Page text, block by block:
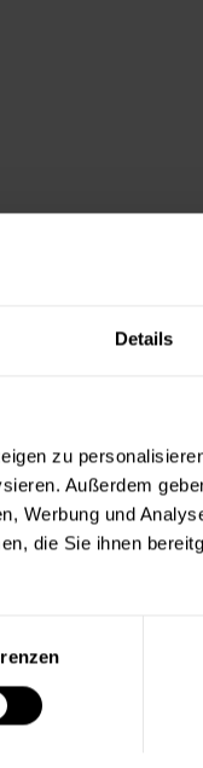
Details
zu
Außerdem
Werbung und
die Sie ihnen